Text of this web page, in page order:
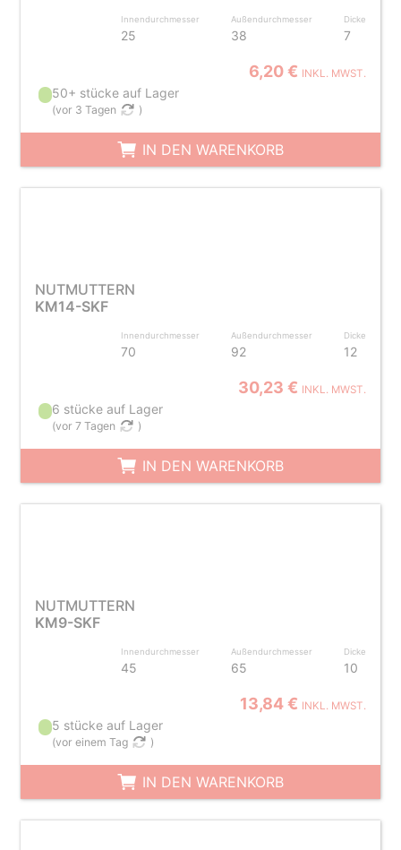
Innendurchmesser
25
Außendurchmesser
38
Dicke
7
6,20 € INKL. MWST.
50+ stücke auf Lager
(vor 3 Tagen )
IN DEN WARENKORB
NUTMUTTERN
KM14-SKF
Innendurchmesser
70
Außendurchmesser
92
Dicke
12
30,23 € INKL. MWST.
6 stücke auf Lager
(vor 7 Tagen )
IN DEN WARENKORB
NUTMUTTERN
KM9-SKF
Innendurchmesser
45
Außendurchmesser
65
Dicke
10
13,84 € INKL. MWST.
5 stücke auf Lager
(vor einem Tag )
IN DEN WARENKORB